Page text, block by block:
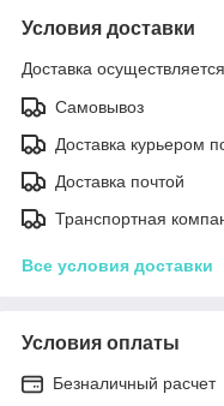
Условия доставки
Доставка
Самовывоз
Доставка курьером
Доставка почтой
Транспортная
Все условия доставки
Условия оплаты
Безналичный расчет